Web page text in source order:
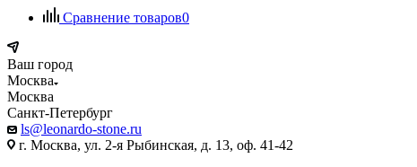
Сравнение товаров0
Ваш город
Москва
Москва
Санкт-Петербург
ls@leonardo-stone.ru
г. Москва, ул. 2-я Рыбинская, д. 13, оф. 41-42